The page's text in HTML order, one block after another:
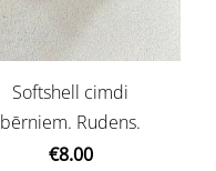
Softshell cimdi
bērniem. Rudens.
€8.00